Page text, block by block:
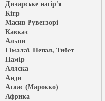
Динарське нагір'я
Кіпр
Масив Рувензорі
Кавказ
Альпи
Гімалаї, Непал, Тибет
Памір
Аляска
Анди
Атлас (Марокко)
Африка